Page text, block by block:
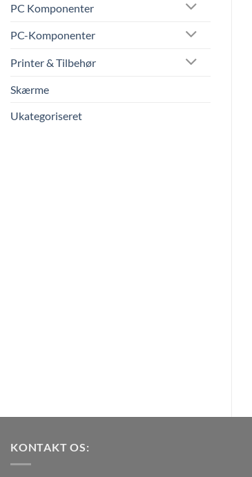
PC Komponenter
PC-Komponenter
Printer & Tilbehør
Skærme
Ukategoriseret
KONTAKT OS: